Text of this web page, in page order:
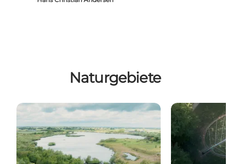
Naturgebiete
Tarup-Davinde: Seen, Wege und Natur mitFruens Bøge